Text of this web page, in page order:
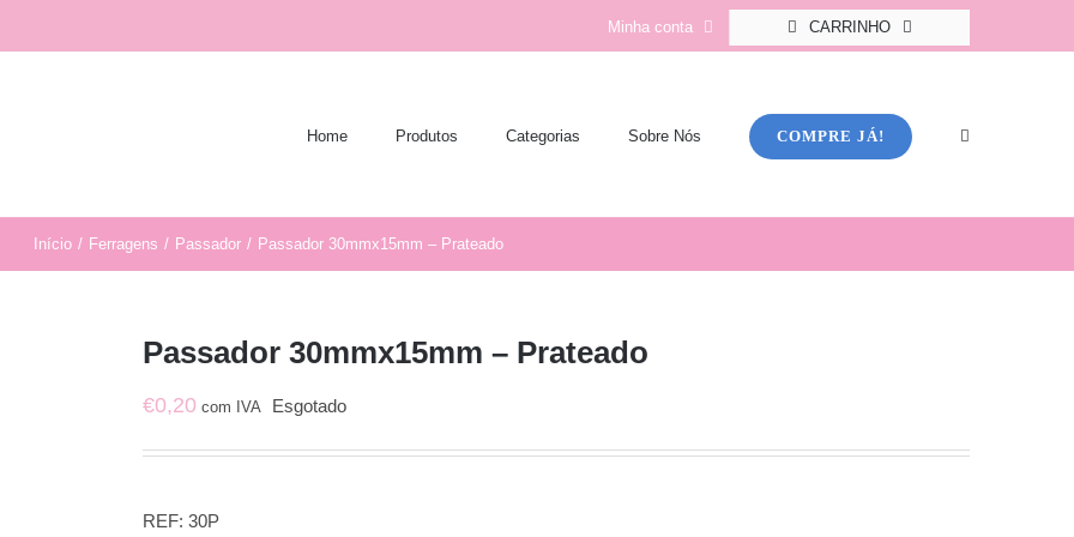
Minha conta CARRINHO
Home Produtos Categorias Sobre Nós COMPRE JÁ!
Início / Ferragens / Passador / Passador 30mmx15mm – Prateado
Passador 30mmx15mm – Prateado
€0,20 com IVA Esgotado
REF: 30P